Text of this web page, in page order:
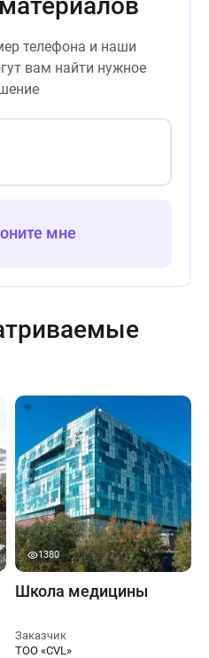
телефона и наши
вам найти нужное
мне
1380
Школа медицины
Заказчик
ТОО «CVL»